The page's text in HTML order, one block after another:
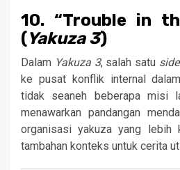
10. “Trouble in
(Yakuza 3)
Dalam Yakuza 3, salah satu
ke pusat konflik internal
tidak seaneh beberapa misi
menawarkan pandangan
organisasi yakuza yang lebih
tambahan konteks untuk cerita